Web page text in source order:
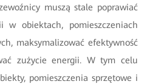
muszą stale poprawiać
w obiektach, pomieszczeniach
maksymalizować efektywność
zużycie energii. W tym celu
pomieszczenia sprzętowe i